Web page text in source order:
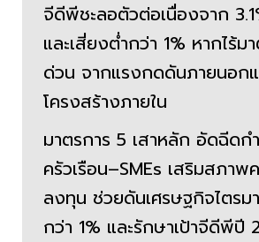
จีดีพีชะลอตัวต่อเนื่องจาก
และเสี่ยงต่ำกว่า 1% หากไร้ม
ด่วน จากแรงกดดันภายนอก
โครงสร้างภายใน
มาตรการ 5 เสาหลัก อัดฉีด
ครัวเรือน–SMEs เสริมสภาพ
ลงทุน ช่วยดันเศรษฐกิจไตรม
กว่า 1% และรักษาเป้าจีดีพีปี